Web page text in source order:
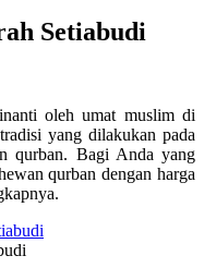
Setiabudi
oleh umat muslim di
yang dilakukan pada
qurban. Bagi Anda yang
qurban dengan harga